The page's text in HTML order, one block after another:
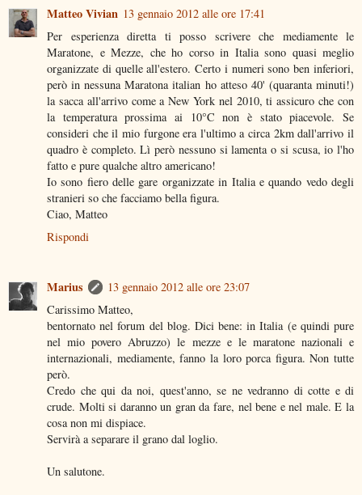
Matteo Vivian 13 gennaio 2012 alle ore 17:41
Per esperienza diretta ti posso scrivere che mediamente le
Maratone, e Mezze, che ho corso in Italia sono quasi meglio
organizzate di quelle all'estero. Certo i numeri sono ben inferiori,
però in nessuna Maratona italian ho atteso 40' (quaranta minuti!)
la sacca all'arrivo come a New York nel 2010, ti assicuro che con
la temperatura prossima ai 10°C non è stato piacevole. Se
consideri che il mio furgone era l'ultimo a circa 2km dall'arrivo il
quadro è completo. Lì però nessuno si lamenta o si scusa, io l'ho
fatto e pure qualche altro americano!
Io sono fiero delle gare organizzate in Italia e quando vedo degli
stranieri so che facciamo bella figura.
Ciao, Matteo
Rispondi
Marius
13 gennaio 2012 alle ore 23:07
Carissimo Matteo,
bentornato nel forum del blog. Dici bene: in Italia (e quindi pure
nel mio povero Abruzzo) le mezze e le maratone nazionali e
internazionali, mediamente, fanno la loro porca figura. Non tutte
però.
Credo che qui da noi, quest'anno, se ne vedranno di cotte e di
crude. Molti si daranno un gran da fare, nel bene e nel male. E la
cosa non mi dispiace.
Servirà a separare il grano dal loglio.
Un salutone.